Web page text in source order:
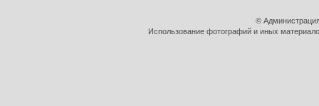
©
Использование фотографий и иных